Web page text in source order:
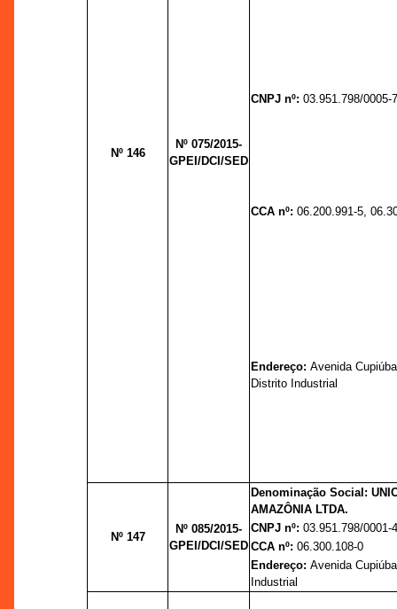
Nº 146
Nº 075/2015-
GPEI/DCI/SED
CNPJ nº:03.951.798/0005-
CCA nº:06.200.991-5,
Endereço:Avenida
Distrito Industrial
Nº 147
Nº 085/2015-
GPEI/DCI/SED
Denominação Social:
AMAZÔNIA LTDA.
CNPJ nº:03.951.798/0001-
CCA nº:06.300.108-0
Endereço:Avenida
Industrial